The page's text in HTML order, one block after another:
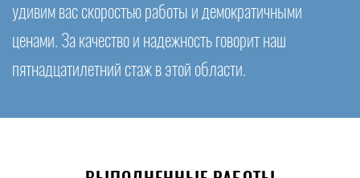
удивим вас скоростью работы и демократичными
ценами. За качество и надежность говорит наш
пятнадцатилетний стаж в этой области.